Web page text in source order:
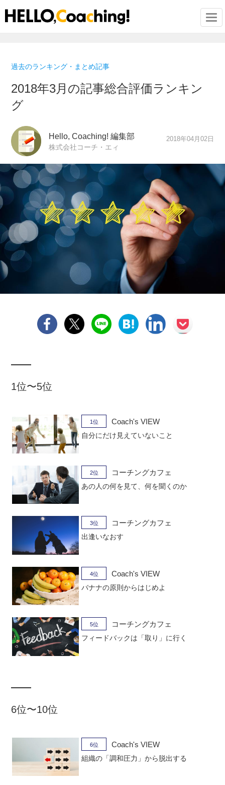
過去のランキング・まとめ記事
2018年3月の記事総合評価ランキン
グ
Hello, Coaching! 編集部
株式会社コーチ・エィ
2018年04月02日
1位〜5位
1位 Coach's VIEW
自分にだけ見えていないこと
2位 コーチングカフェ
あの人の何を見て、何を聞くのか
3位 コーチングカフェ
出逢いなおす
4位 Coach's VIEW
バナナの原則からはじめよ
5位 コーチングカフェ
フィードバックは「取り」に行く
6位〜10位
6位 Coach's VIEW
組織の「調和圧力」から脱出する